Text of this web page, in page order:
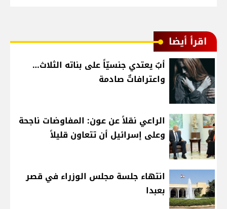
اقرأ أيضا
أبٌ يعتدي جنسيّاً على بناته الثلاث…
واعترافاتٌ صادمة
الراعي نقلاً عن عون: المفاوضات ناجحة
وعلى إسرائيل أن تتعاون قليلاً
انتهاء جلسة مجلس الوزراء في قصر
بعبدا